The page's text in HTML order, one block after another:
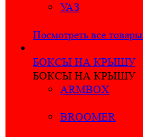
УАЗ
Посмотреть все товары
БОКСЫ НА КРЫШУ
БОКСЫ НА КРЫШУ
ARMBOX
BROOMER